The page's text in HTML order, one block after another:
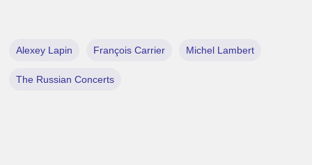
Alexey Lapin François Carrier Michel Lambert
The Russian Concerts